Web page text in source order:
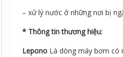
– xử lý nước ở những nơi bị
* Thông tin thương hiệu:
Lepono Là dòng máy bơm có